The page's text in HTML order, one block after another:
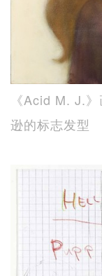
《Acid M. J.
逊的标志发型